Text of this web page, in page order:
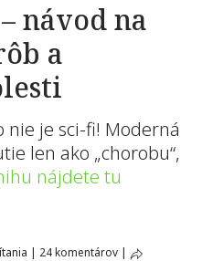
návod na
a
nie je sci-fi! Moderná
len ako „chorobu“,
nájdete tu
| 24 komentárov |